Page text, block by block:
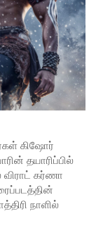
கிஷோர்
தயாரிப்பில்
விராட் கர்ணா
நாளில்